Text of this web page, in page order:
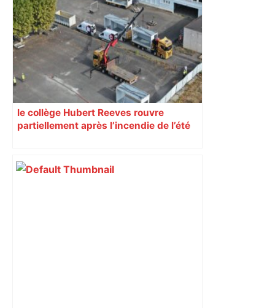
le collège Hubert Reeves rouvre
partiellement après l’incendie de l’été